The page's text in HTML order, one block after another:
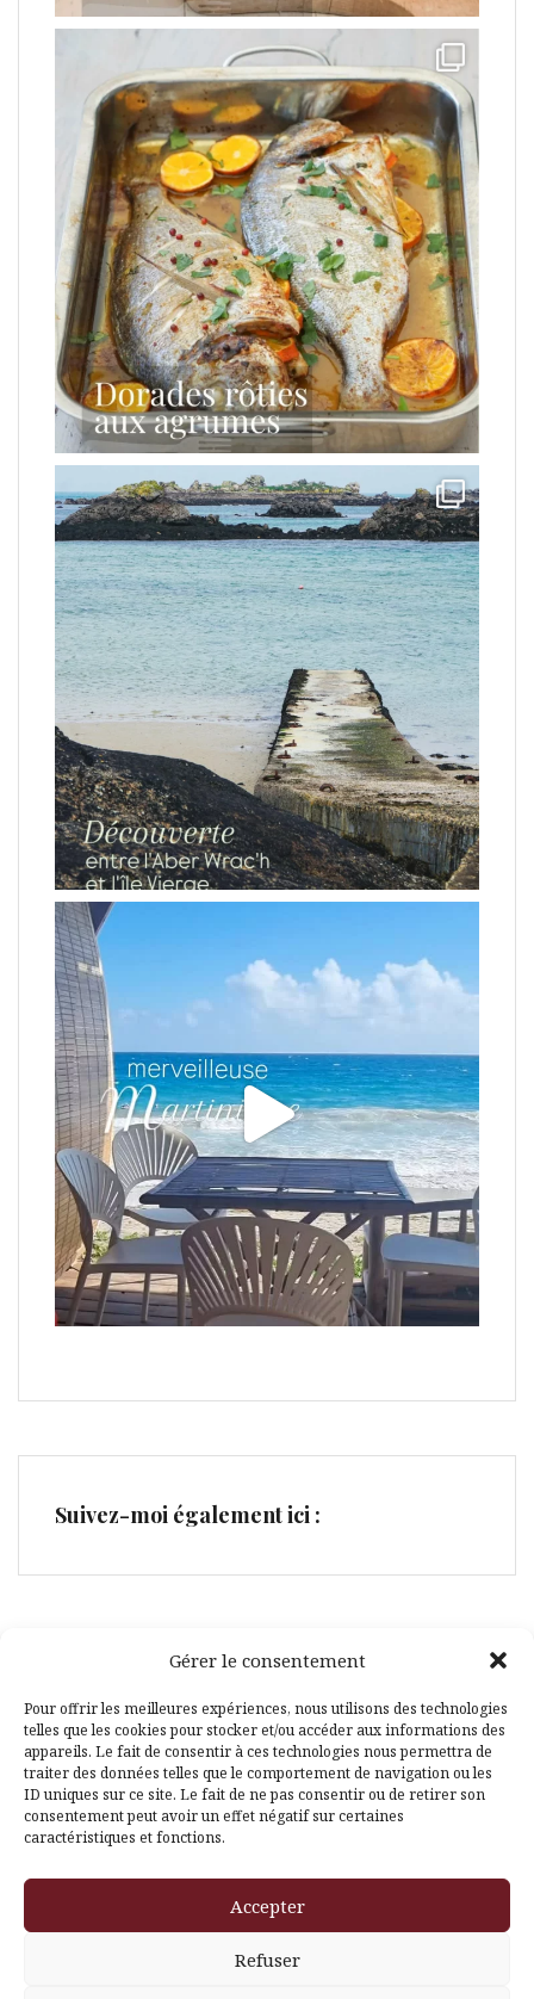
Gérer le consentement
Pour offrir les meilleures expériences, nous utilisons des technologies
telles que les cookies pour stocker et/ou accéder aux informations des
appareils. Le fait de consentir à ces technologies nous permettra de
traiter des données telles que le comportement de navigation ou les
ID uniques sur ce site. Le fait de ne pas consentir ou de retirer son
consentement peut avoir un effet négatif sur certaines
caractéristiques et fonctions.
Accepter
Refuser
Suivez-moi également ici :
Facebook
Pinterest
Themeisle